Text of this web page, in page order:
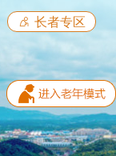
长者专区